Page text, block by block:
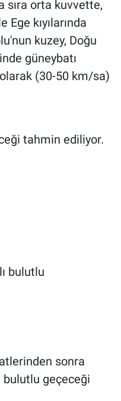
sıra orta kuvvette,
Ege kıyılarında
kuzey, Doğu
güneybatı
(30-50 km/sa)
tahmin ediliyor.
bulutlu
sonra
bulutlu geçeceği